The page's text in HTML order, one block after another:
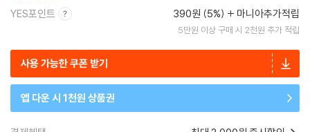
YES포인트 390원 (5%) 마니아추가적립
5만원 이상 구매 시 2천원 추가 적립
사용 가능한 쿠폰 받기
앱 다운 시 1천원 상품권